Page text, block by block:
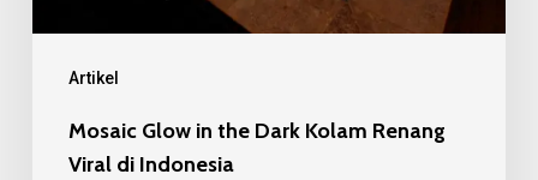
Artikel
Mosaic Glow in the Dark Kolam Renang
Viral di Indonesia